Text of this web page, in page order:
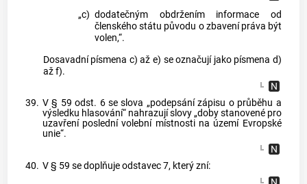
„c) dodatečným obdržením informace od
členského státu původu o zbavení práva být
volen,“.
Dosavadní písmena c) až e) se označují jako písmena d)
až f).
39. V § 59 odst. 6 se slova „podepsání zápisu o průběhu a
výsledku hlasování“ nahrazují slovy „doby stanovené pro
uzavření poslední volební místnosti na území Evropské
unie“.
40. V § 59 se doplňuje odstavec 7, který zní: